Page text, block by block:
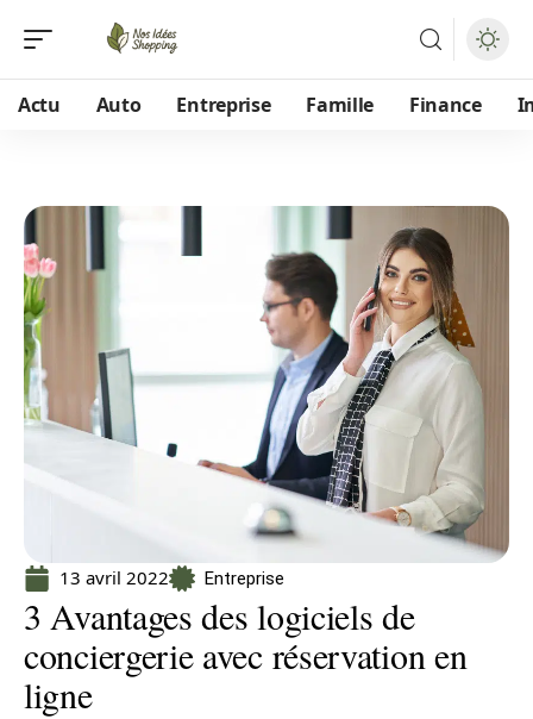
Actu Auto Entreprise Famille Finance
13 avril 2022 Entreprise
3 Avantages des logiciels de
conciergerie avec réservation en
ligne